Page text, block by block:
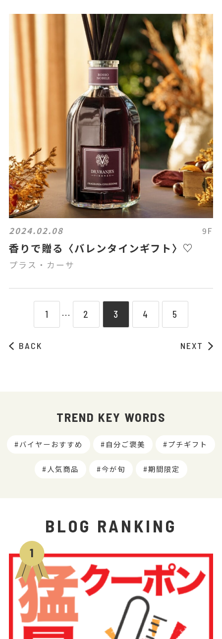
2024.02.08 9F
香りで贈る〈バレンタインギフト〉♡
プラス・カーサ
BACK
1 ⋯ 2 3 4 5
NEXT
TREND KEY WORDS
バイヤーおすすめ 自分ご褒美 プチギフト
人気商品 今が旬 期間限定
BLOG RANKING